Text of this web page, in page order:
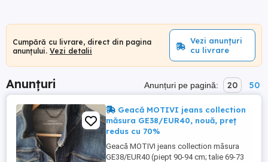
Cumpără cu livrare, direct din pagina
anunțului. Vezi detalii
Vezi anunțuri
cu livrare
Anunțuri Anunțuri pe pagină: 20 50
Geacă MOTIVI jeans collection
măsura GE38/EUR40, nouă, preț
redus cu 70%
Geacă MOTIVI jeans collection măsura
GE38/EUR40 (piept 90-94 cm; talie 69-73